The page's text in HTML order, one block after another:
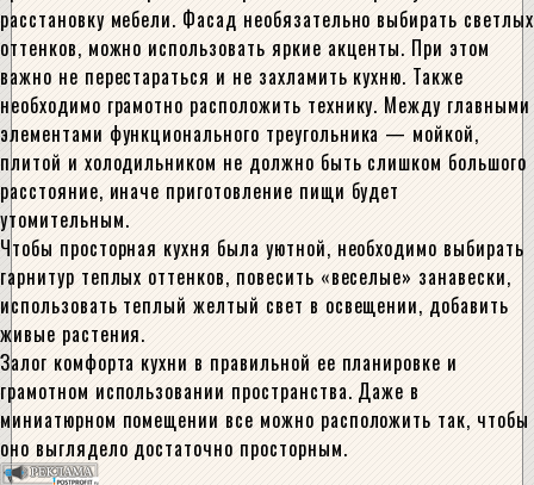
расстановку мебели. Фасад необязательно выбирать светлых
оттенков, можно использовать яркие акценты. При этом
важно не перестараться и не захламить кухню. Также
необходимо грамотно расположить технику. Между главными
элементами функционального треугольника — мойкой,
плитой и холодильником не должно быть слишком большого
расстояние, иначе приготовление пищи будет
утомительным.
Чтобы просторная кухня была уютной, необходимо выбирать
гарнитур теплых оттенков, повесить «веселые» занавески,
использовать теплый желтый свет в освещении, добавить
живые растения.
Залог комфорта кухни в правильной ее планировке и
грамотном использовании пространства. Даже в
миниатюрном помещении все можно расположить так, чтобы
оно выглядело достаточно просторным.